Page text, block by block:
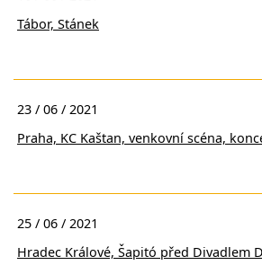
Tábor, Stánek
23 / 06 / 2021
Praha, KC Kaštan, venkovní scéna,
25 / 06 / 2021
Hradec Králové, Šapitó před Divadlem